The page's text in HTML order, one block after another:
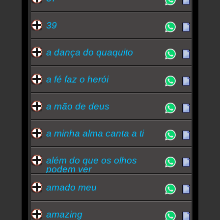
39
a dança do quaquito
a fé faz o herói
a mão de deus
a minha alma canta a ti
além do que os olhos
podem ver
amado meu
amazing